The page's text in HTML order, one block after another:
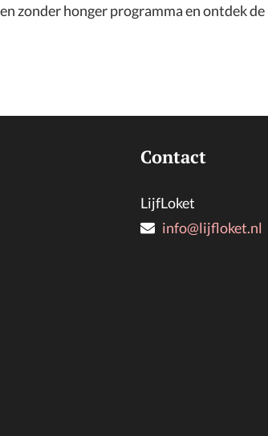
zonder honger programma en ontdek de
Contact
LijfLoket
info@lijfloket.nl